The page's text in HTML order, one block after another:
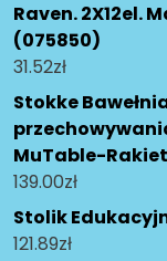
Raven. 2X12el.
(075850)
31.52zł
Stokke
MuTable-
139.00zł
Stolik
121.89zł